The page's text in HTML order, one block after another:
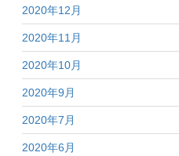
2020年12月
2020年11月
2020年10月
2020年9月
2020年7月
2020年6月